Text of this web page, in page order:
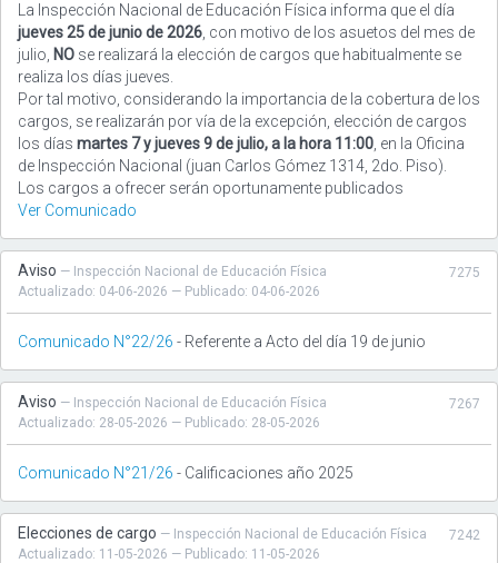
La Inspección Nacional de Educación Física informa que el día
jueves 25 de junio de 2026 , con motivo de los asuetos del mes de
julio, NO se realizará la elección de cargos que habitualmente se
realiza los días jueves.
Por tal motivo, considerando la importancia de la cobertura de los
cargos, se realizarán por vía de la excepción, elección de cargos
los días martes 7 y jueves 9 de julio, a la hora 11:00 , en la Oficina
de Inspección Nacional (juan Carlos Gómez 1314, 2do. Piso).
Los cargos a ofrecer serán oportunamente publicados
Ver Comunicado
7275
Aviso — Inspección Nacional de Educación Física
Actualizado: 04-06-2026 — Publicado: 04-06-2026
Comunicado N°22/26 - Referente a Acto del día 19 de junio
7267
Aviso — Inspección Nacional de Educación Física
Actualizado: 28-05-2026 — Publicado: 28-05-2026
Comunicado N°21/26 - Calificaciones año 2025
7242
Elecciones de cargo — Inspección Nacional de Educación Física
Actualizado: 11-05-2026 — Publicado: 11-05-2026